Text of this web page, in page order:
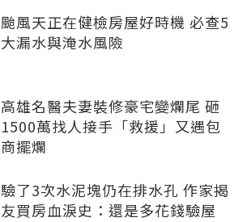
颱風天正在健檢房屋好時機 必查5
大漏水與淹水風險
高雄名醫夫妻裝修豪宅變爛尾 砸
1500萬找人接手「救援」又遇包
商擺爛
驗了3次水泥塊仍在排水孔 作家揭
友買房血淚史：還是多花錢驗屋